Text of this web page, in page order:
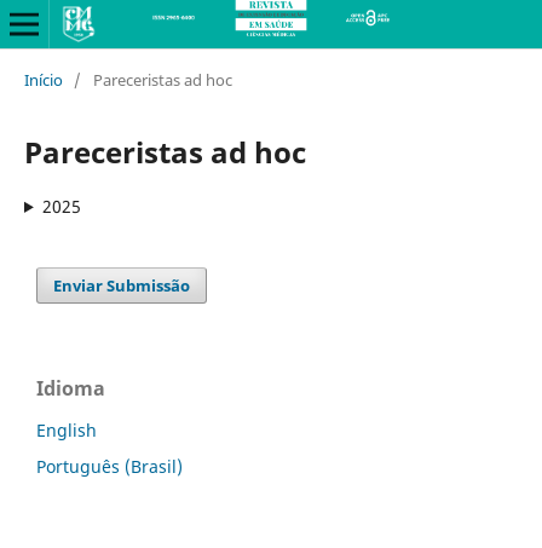
Início / Pareceristas ad hoc
Pareceristas ad hoc
2025
Enviar Submissão
Idioma
English
Português (Brasil)